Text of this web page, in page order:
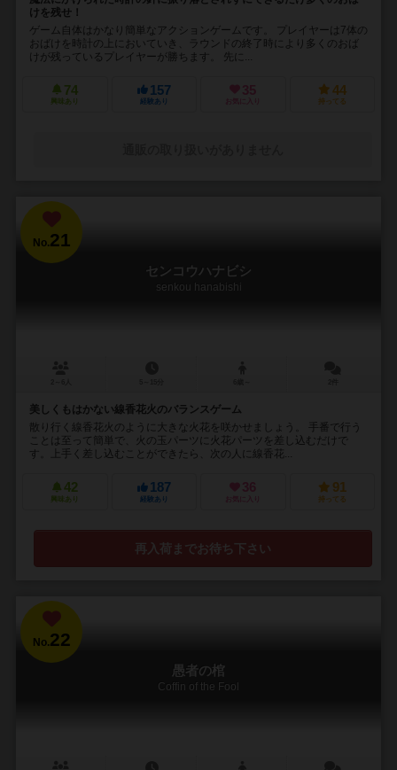
けを残せ！
ゲーム自体はかなり簡単なアクションゲームです。 プレイヤーは7体の
おばけを時計の上においていき、ラウンドの終了時により多くのおば
けが残っているプレイヤーが勝ちます。 先に...
74
興味あり
157
経験あり
35
お気に入り
44
持ってる
No.21
センコウハナビシ
senkou hanabishi
美しくもはかない線香花火のバランスゲーム
散り行く線香花火のように大きな火花を咲かせましょう。 手番で行う
ことは至って簡単で、火の玉パーツに火花パーツを差し込むだけで
す。上手く差し込むことができたら、次の人に線香花...
42
興味あり
187
経験あり
36
お気に入り
91
持ってる
再入荷までお待ち下さい
No.22
愚者の棺
Coffin of the Fool